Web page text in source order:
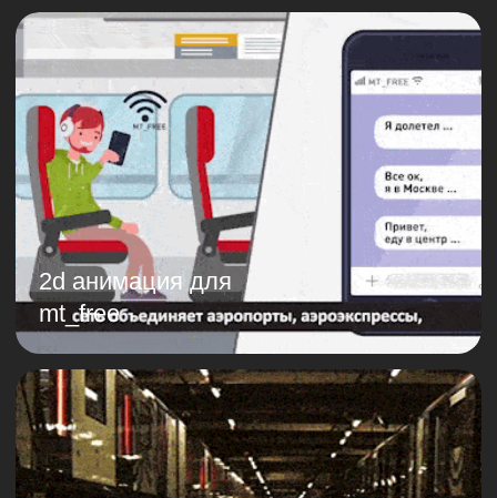
съемки с гоночного
дрона
заказать проект или
задать вопрос